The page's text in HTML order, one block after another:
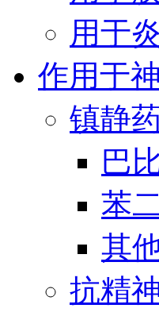
用于
作用于
镇静
巴
苯
其
抗精